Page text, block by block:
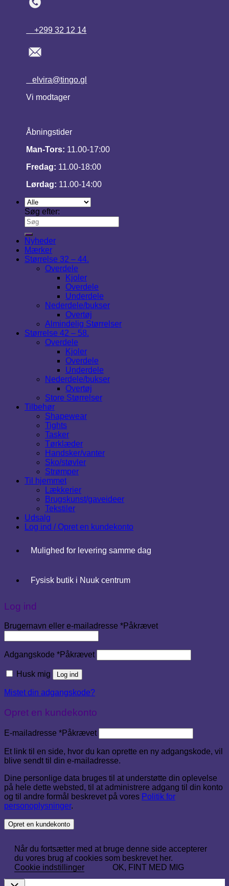
+299 32 12 14
elvira@tingo.gl
Vi modtager
Åbningstider
Man-Tors: 11.00-17:00
Fredag: 11.00-18:00
Lørdag: 11.00-14:00
Søg efter:
Nyheder
Mærker
Størrelse 32 – 44.
Overdele
Kjoler
Overdele
Underdele
Nederdele/bukser
Overtøj
Almindelig Størrelser
Størrelse 42 – 58.
Overdele
Kjoler
Overdele
Underdele
Nederdele/bukser
Overtøj
Store Størrelser
Tilbehør
Shapewear
Tights
Tasker
Tørklæder
Handsker/vanter
Sko/støvler
Strømper
Til hjemmet
Lækkerier
Brugskunst/gaveideer
Tekstiler
Udsalg
Log ind / Opret en kundekonto
Mulighed for levering samme dag
Fysisk butik i Nuuk centrum
Log ind
Brugernavn eller e-mailadresse *Påkrævet
Adgangskode *Påkrævet
Husk mig Log ind
Mistet din adgangskode?
Opret en kundekonto
E-mailadresse *Påkrævet
Et link til en side, hvor du kan oprette en ny adgangskode, vil
blive sendt til din e-mailadresse.
Dine personlige data bruges til at understøtte din oplevelse
på hele dette websted, til at administrere adgang til din konto
og til andre formål beskrevet på vores Politik for
personoplysninger.
Opret en kundekonto
Når du fortsætter med at bruge denne side accepterer
du vores brug af cookies som beskrevet her.
Cookie indstillinger
OK, FINT MED MIG